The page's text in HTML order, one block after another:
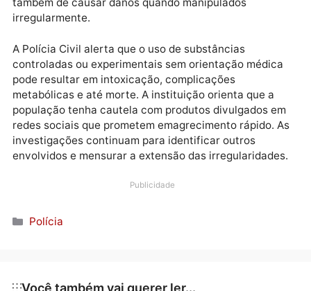
medicamentos eram oferecidos e aplicados sem
prescrição médica e sem acompanhamento
profissional habilitado, contrariando normas
e penais e gerando risco significativo à saúde
O nome da operação faz referência ao termo grego
“pharmakon”, que significa “remédio” e “veneno”,
destacando o potencial dos medicamentos de gerar
benefícios quando usados de forma adequada, mas
também de causar danos quando manipulados
irregularmente.
pode resultar em intoxicação, complicações